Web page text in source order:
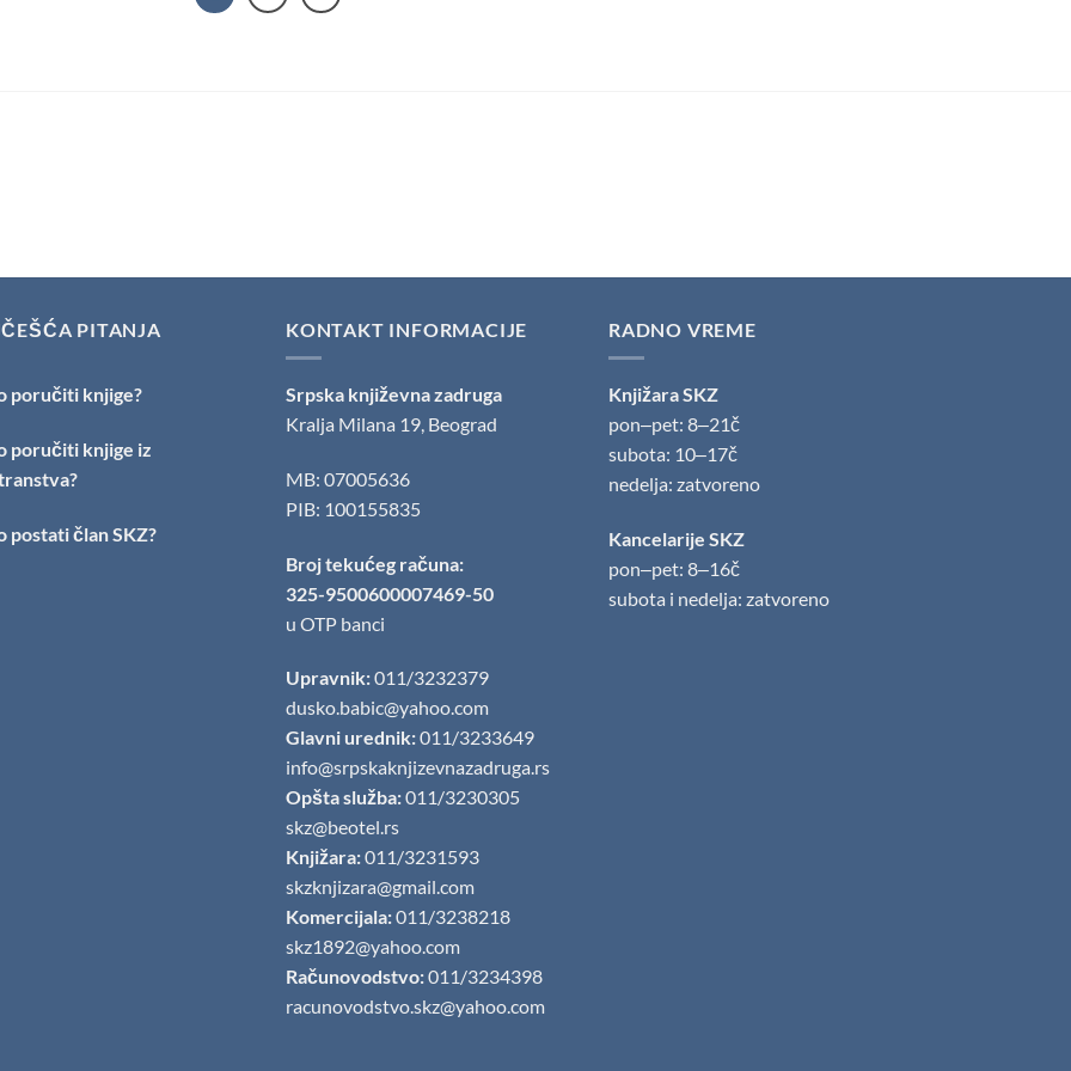
PITANJA
poručiti knjige?
poručiti knjige iz
postati član SKZ?
KONTAKT INFORMACIJE
Srpska književna zadruga
Kralja Milana 19, Beograd
MB: 07005636
PIB: 100155835
Broj tekućeg računa:
325-9500600007469-50
u OTP banci
Upravnik:011/3232379
dusko.babic@yahoo.com
Glavni urednik:011/3233649
info@srpskaknjizevnazadruga.rs
Opšta služba:011/3230305
skz@beotel.rs
Knjižara:011/3231593
skzknjizara@gmail.com
Komercijala:011/3238218
skz1892@yahoo.com
Računovodstvo:011/3234398
racunovodstvo.skz@yahoo.com
RADNO VREME
Knjižara SKZ
pon‒pet: 8‒21č
subota: 10‒17č
nedelja: zatvoreno
Kancelarije SKZ
pon‒pet: 8‒16č
subota i nedelja: zatvoreno